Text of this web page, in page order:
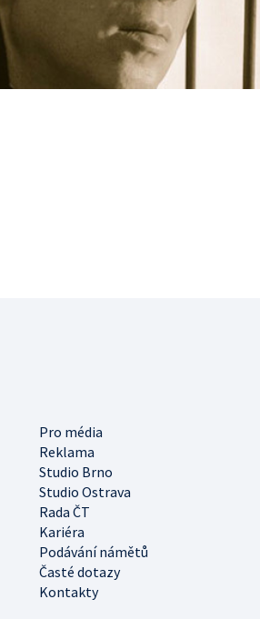
Pro média
Reklama
Studio Brno
Studio Ostrava
Rada ČT
Kariéra
Podávání námětů
Časté dotazy
Kontakty